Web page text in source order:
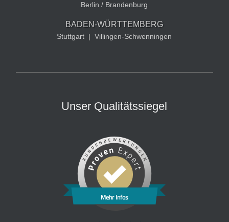
Berlin / Brandenburg
BADEN-WÜRTTEMBERG
Stuttgart | Villingen-Schwenningen
Unser Qualitätssiegel
Mehr Infos